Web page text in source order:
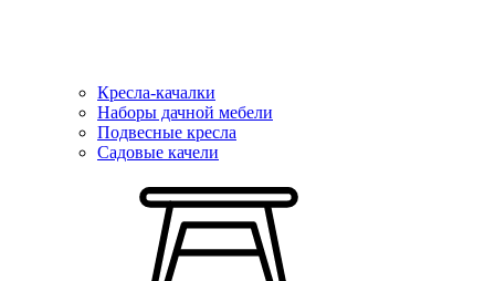
Кресла-качалки
Наборы дачной мебели
Подвесные кресла
Садовые качели